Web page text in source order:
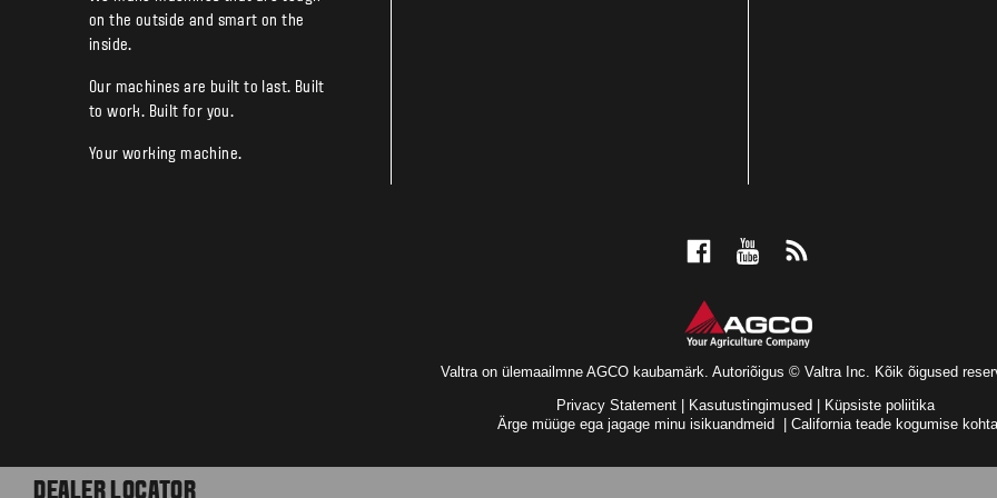
DEALER LOCATOR
on the outside and smart on the
inside.
Our machines are built to last. Built
to work. Built for you.
Your working machine.
Valtra on ülemaailmne AGCO kaubamärk. Autoriõigus © Valtra Inc. Kõik õigused
Privacy Statement | Kasutustingimused | Küpsiste poliitika
Ärge müüge ega jagage minu isikuandmeid | California teade kogumise kohta